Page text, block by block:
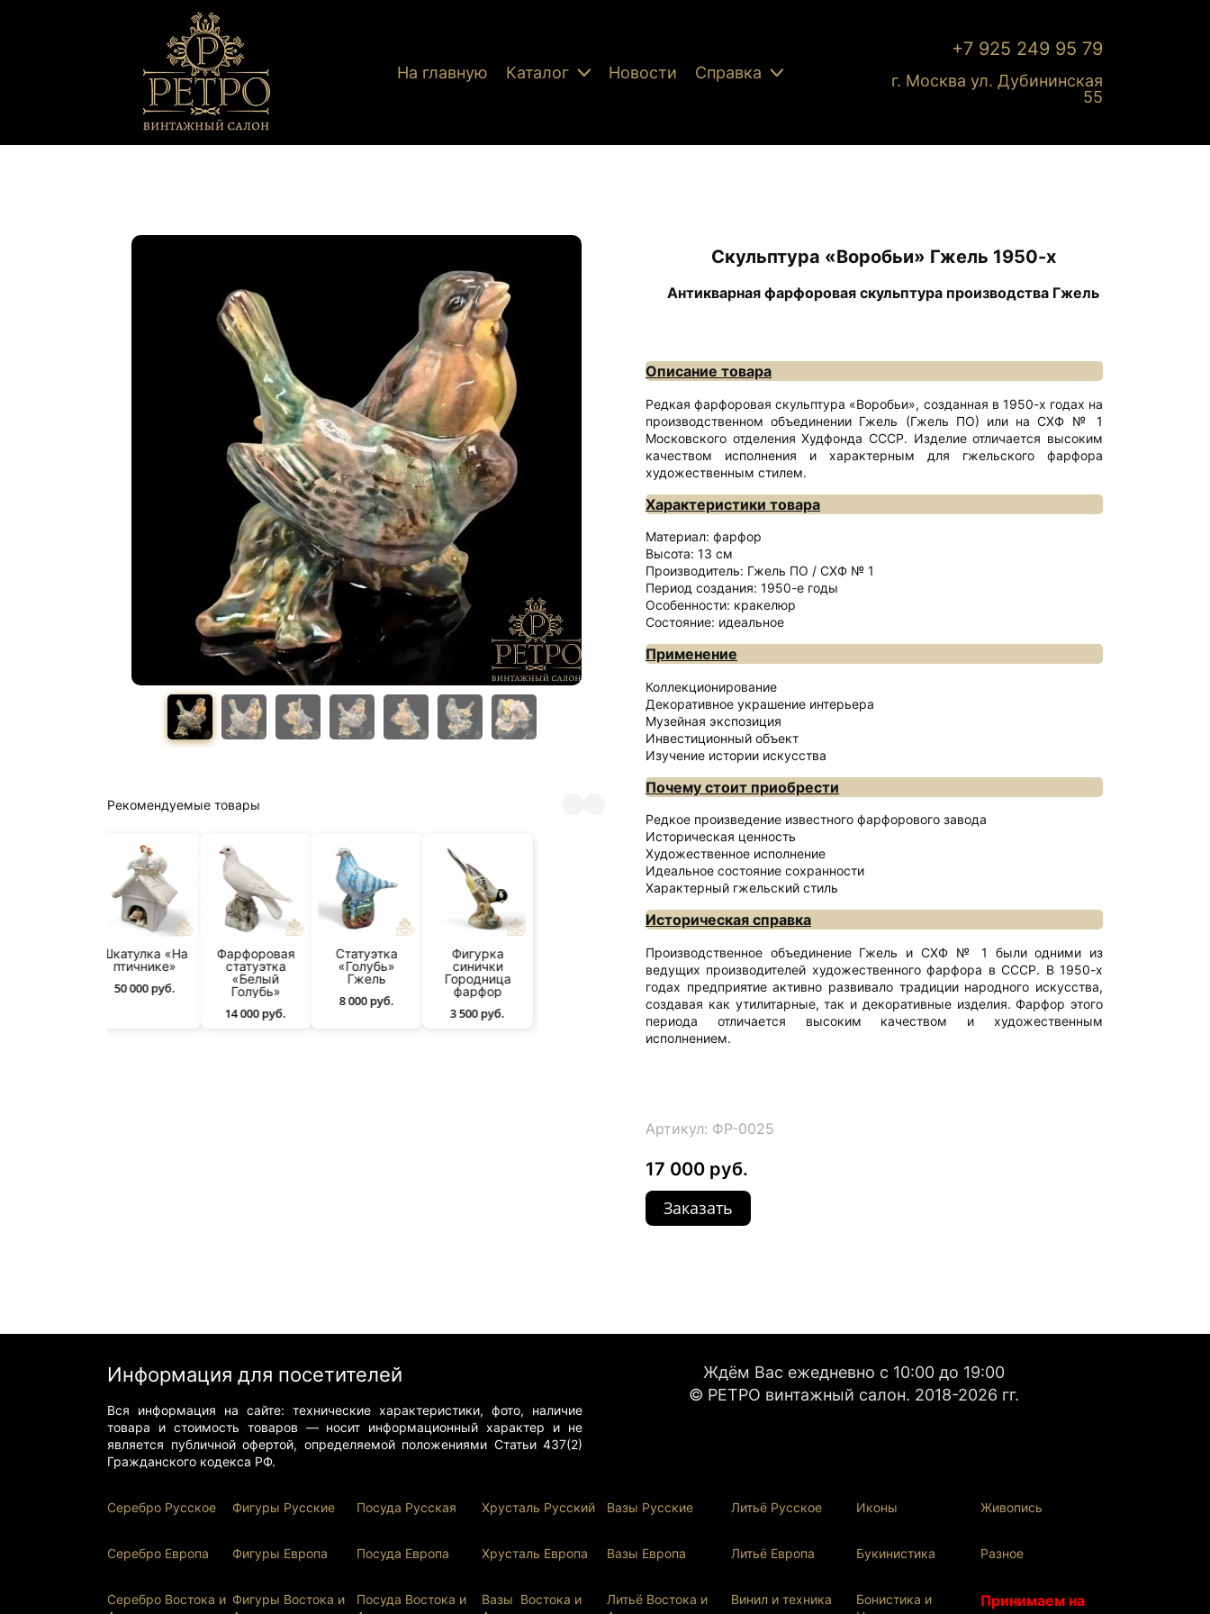
На главную Каталог Новости Справка
+7 925 249 95 79
г. Москва ул. Дубининская
55
Скульптура «Воробьи» Гжель 1950-х
Антикварная фарфоровая скульптура производства Гжель
Описание товара
Редкая фарфоровая скульптура «Воробьи», созданная в 1950-х годах на
производственном объединении Гжель (Гжель ПО) или на СХФ № 1
Московского отделения Худфонда СССР. Изделие отличается высоким
качеством исполнения и характерным для гжельского фарфора
художественным стилем.
Характеристики товара
Материал: фарфор
Высота: 13 см
Производитель: Гжель ПО / СХФ № 1
Период создания: 1950-е годы
Особенности: кракелюр
Состояние: идеальное
Применение
Коллекционирование
Декоративное украшение интерьера
Музейная экспозиция
Инвестиционный объект
Изучение истории искусства
Почему стоит приобрести
Редкое произведение известного фарфорового завода
Историческая ценность
Художественное исполнение
Идеальное состояние сохранности
Характерный гжельский стиль
Историческая справка
Производственное объединение Гжель и СХФ № 1 были одними из
ведущих производителей художественного фарфора в СССР. В 1950-х
годах предприятие активно развивало традиции народного искусства,
создавая как утилитарные, так и декоративные изделия. Фарфор этого
периода отличается высоким качеством и художественным
исполнением.
Артикул: ФР-0025
17 000 руб.
Заказать
Рекомендуемые товары
Шкатулка «На
птичнике»
50 000 руб.
Фарфоровая
статуэтка
«Белый
Голубь»
14 000 руб.
Статуэтка
«Голубь»
Гжель
8 000 руб.
Фигурка
синички
Городница
фарфор
3 500 руб.
Информация для посетителей
Вся информация на сайте: технические характеристики, фото, наличие
товара и стоимость товаров — носит информационный характер и не
является публичной офертой, определяемой положениями Статьи 437(2)
Гражданского кодекса РФ.
Ждём Вас ежедневно с 10:00 до 19:00
© РЕТРО винтажный салон. 2018-2026 гг.
Серебро Русское Фигуры Русские Посуда Русская Хрусталь Русский Вазы Русские Литьё Русское Иконы Живопись
Серебро Европа Фигуры Европа Посуда Европа Хрусталь Европа Вазы Европа Литьё Европа Букинистика Разное
Серебро Востока и Фигуры Востока и
Посуда Востока и
Вазы Востока и
Литьё Востока и
Винил и техника
Бонистика и
Принимаем на